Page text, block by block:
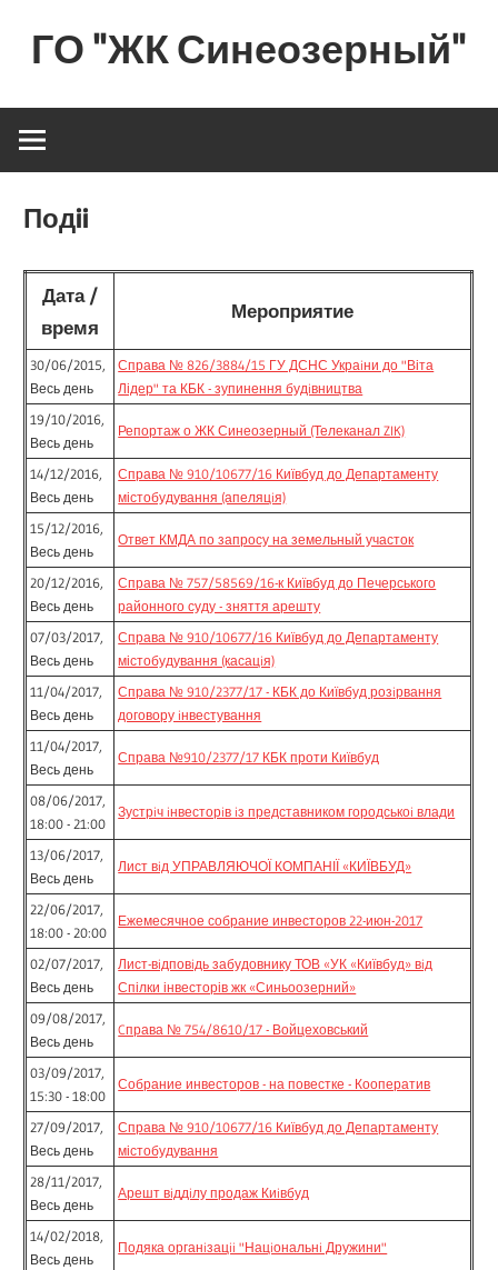
ГО "ЖК Синеозерный"
инициативной
Подii
Дата /
время
Мероприятие
30/06/2015,
Весь день
Справа № 826/3884/15 ГУ ДСНС Украiни до "Віта
Лідер" та КБК - зупинення будiвництва
19/10/2016,
Весь день
Репортаж о ЖК Синеозерный (Телеканал ZIK)
14/12/2016,
Весь день
Справа № 910/10677/16 Київбуд до Департаменту
містобудування (апеляцiя)
15/12/2016,
Весь день
Ответ КМДА по запросу на земельный участок
20/12/2016,
Весь день
Справа № 757/58569/16-к Київбуд до Печерського
районного суду - зняття арешту
07/03/2017,
Весь день
Справа № 910/10677/16 Київбуд до Департаменту
містобудування (касацiя)
11/04/2017,
Весь день
Справа № 910/2377/17 - КБК до Київбуд розiрвання
договору iнвестування
11/04/2017,
Весь день
Справа №910/2377/17 КБК проти Київбуд
08/06/2017,
18:00 - 21:00
Зустрiч iнвесторiв iз представником городськоi влади
13/06/2017,
Весь день
Лист вiд УПРАВЛЯЮЧОЇ КОМПАНІЇ «КИЇВБУД»
22/06/2017,
18:00 - 20:00
Ежемесячное собрание инвесторов 22-июн-2017
02/07/2017,
Весь день
Лист-вiдповiдь забудовнику ТОВ «УК «Київбуд» вiд
Спілки інвесторів жк «Синьоозерний»
09/08/2017,
Весь день
Cправа № 754/8610/17 - Войцеховський
03/09/2017,
15:30 - 18:00
Собрание инвесторов - на повестке - Кооператив
27/09/2017,
Весь день
Справа № 910/10677/16 Київбуд до Департаменту
містобудування
28/11/2017,
Весь день
Арешт вiддiлу продаж Киiвбуд
14/02/2018,
Весь день
Подяка органiзацii "Нацiональнi Дружини"